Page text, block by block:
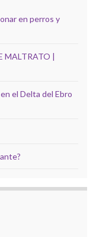
en perros y
MALTRATO |
el Delta del Ebro